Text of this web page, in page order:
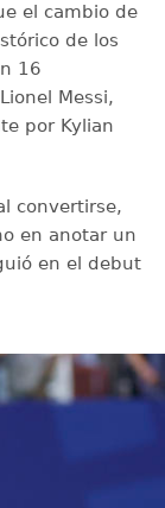
el cambio de
de los
16
Messi,
por Kylian
convertirse,
en anotar un
en el debut